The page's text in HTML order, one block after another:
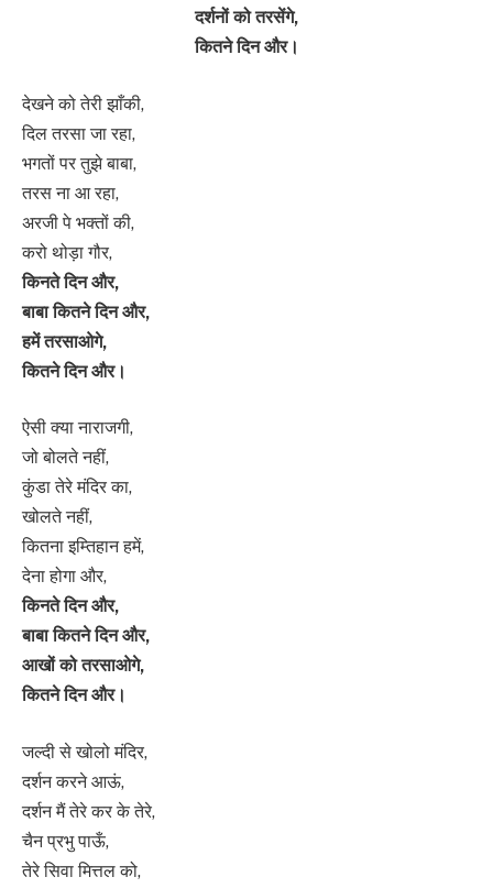
दर्शनों को तरसेंगे,
कितने दिन और।
देखने को तेरी झाँकी,
दिल तरसा जा रहा,
भगतों पर तुझे बाबा,
तरस ना आ रहा,
अरजी पे भक्तों की,
करो थोड़ा गौर,
किनते दिन और,
बाबा कितने दिन और,
हमें तरसाओगे,
कितने दिन और।
ऐसी क्या नाराजगी,
जो बोलते नहीं,
कुंडा तेरे मंदिर का,
खोलते नहीं,
कितना इम्तिहान हमें,
देना होगा और,
किनते दिन और,
बाबा कितने दिन और,
आखों को तरसाओगे,
कितने दिन और।
जल्दी से खोलो मंदिर,
दर्शन करने आऊं,
दर्शन मैं तेरे कर के तेरे,
चैन प्रभु पाऊँ,
तेरे सिवा मित्तल को,